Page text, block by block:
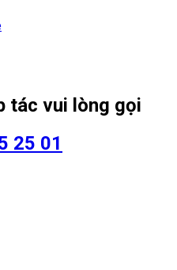
tác vui lòng gọi
25 01